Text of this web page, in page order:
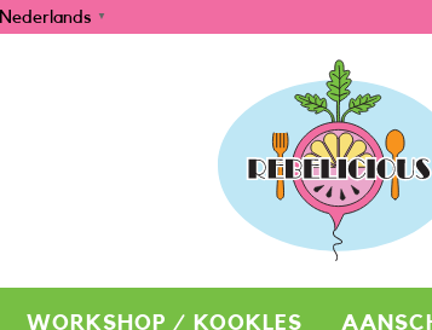
Nederlands ▼
WORKSHOP / KOOKLES